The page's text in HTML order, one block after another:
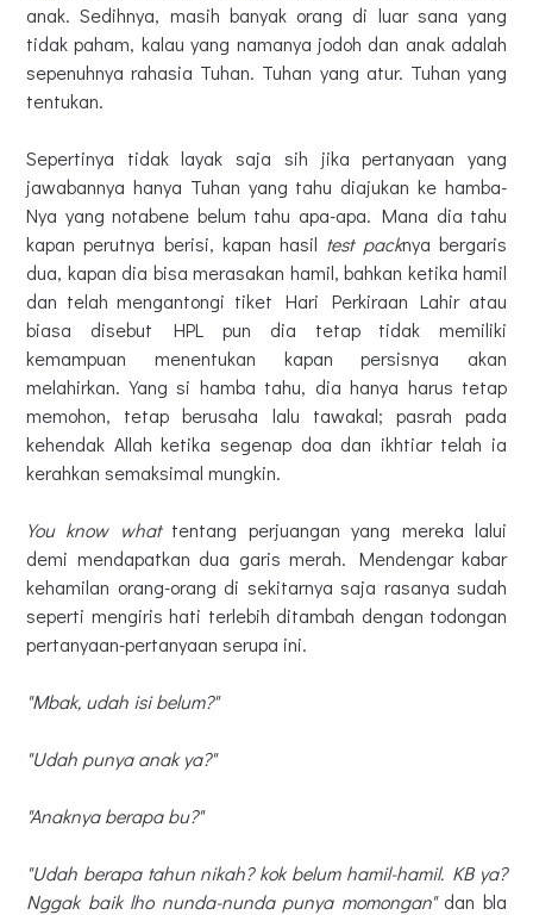
anak. Sedihnya, masih banyak orang di luar sana yang
tidak paham, kalau yang namanya jodoh dan anak adalah
sepenuhnya rahasia Tuhan. Tuhan yang atur. Tuhan yang
tentukan.
Sepertinya tidak layak saja sih jika pertanyaan yang
jawabannya hanya Tuhan yang tahu diajukan ke hamba-
Nya yang notabene belum tahu apa-apa. Mana dia tahu
kapan perutnya berisi, kapan hasil test packnya bergaris
dua, kapan dia bisa merasakan hamil, bahkan ketika hamil
dan telah mengantongi tiket Hari Perkiraan Lahir atau
biasa disebut HPL pun dia tetap tidak memiliki
kemampuan menentukan kapan persisnya akan
melahirkan. Yang si hamba tahu, dia hanya harus tetap
memohon, tetap berusaha lalu tawakal; pasrah pada
kehendak Allah ketika segenap doa dan ikhtiar telah ia
kerahkan semaksimal mungkin.
You know what tentang perjuangan yang mereka lalui
demi mendapatkan dua garis merah. Mendengar kabar
kehamilan orang-orang di sekitarnya saja rasanya sudah
seperti mengiris hati terlebih ditambah dengan todongan
pertanyaan-pertanyaan serupa ini.
"Mbak, udah isi belum?"
"Udah punya anak ya?"
"Anaknya berapa bu?"
"Udah berapa tahun nikah? kok belum hamil-hamil. KB ya?
Nggak baik lho nunda-nunda punya momongan"dan bla